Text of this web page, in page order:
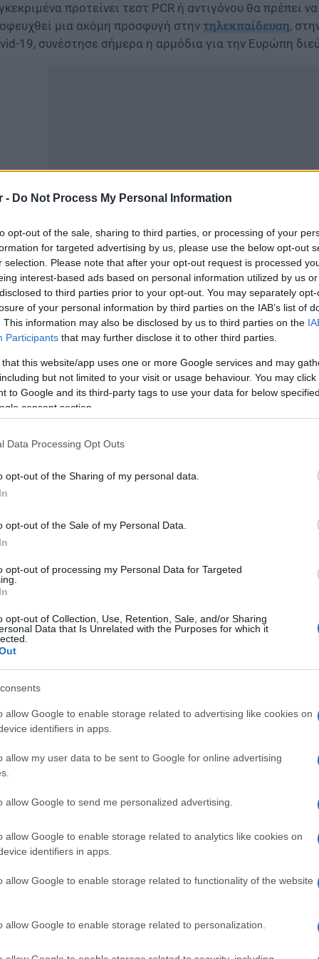
- Do Not Process My Personal Information
opt-out of the sale, sharing to third parties, or processing of your
for targeted advertising by us, please use the below opt-out
selection. Please note that after your opt-out request is processed
interest-based ads based on personal information utilized by us
to third parties prior to your opt-out. You may separately
of your personal information by third parties on the IAB’s list of
This information may also be disclosed by us to third parties on the
Participants that may further disclose it to other third parties.
that this website/app uses one or more Google services and may
but not limited to your visit or usage behaviour. You may
to Google and its third-party tags to use your data for below
consent section.
Data Processing Opt Outs
opt-out of the Sharing of my personal data.
opt-out of the Sale of my Personal Data.
opt-out of processing my Personal Data for Targeted
opt-out of Collection, Use, Retention, Sale, and/or Sharing
Data that Is Unrelated with the Purposes for which it
allow Google to enable storage related to advertising like cookies on
identifiers in apps.
allow my user data to be sent to Google for online advertising
allow Google to send me personalized advertising.
allow Google to enable storage related to analytics like cookies on
identifiers in apps.
allow Google to enable storage related to functionality of the website
allow Google to enable storage related to personalization.
προτείνει τεστ PCR ή αντιγόνου θα πρέπει
μια ακόμη προσφυγή στην τηλεκπαίδευση,
19, συνέστησε σήμερα η αρμόδια για την Ευρώπη
ανακοίνωση με την UNESCO και την UNICEF, ο
επίδραση στην εκπαίδευση και την κοινωνική
τώρα μπορούσε να γίνει σύσταση για
συρροής
σ’ ένα ίδρυμα, όμως ο
τους ακόμη και χωρίς να υπάρχουν
προσωπικό.
μπορούμε να επιτρέψουμε στην πανδημία να
υπογράμμισε ο Κλούγκε, ο οποίος έχει
του ΠΟΥ να δώσουν μάχη κατά της
τους θεσμούς του ΟΗΕ, το κλείσιμο των σχολείων δεν
«έκρηξη κρουσμάτων ή η μετάδοση στην
θερινοί μήνες προσφέρουν στις κυβερνήσεις μια
τα οποία θα συμβάλουν στη μείωση των ποσοστών
», δήλωσε ο αρμόδιος για την Ευρώπη
κλάδος του ΠΟΥ είχε προειδοοποιήσει
να αυξάνονται και πάλι στην Ευρώπη έπειτα από
αύξηση των κρουσμάτων της πιο μεταδοτικής
υπάρξει ένα νέο κύμα στην ευρωπαϊκή περιφέρεια,
Κλούγκε, σύμφωνα με τον οποίο η αρμόδια για την
θα έχει γίνει «κυρίαρχη» μέχρι τον Αύγουστο.